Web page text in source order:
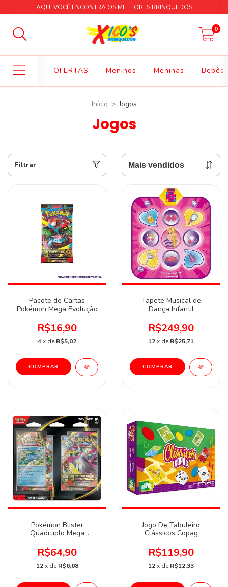
AQUI VOCÊ ENCONTRA OS MELHORES BRINQUEDOS
0
OFERTAS Meninos Meninas Bebês
Início > Jogos
Jogos
Filtrar
Pacote de Cartas
Pokémon Mega Evolução
R$16,90
4x de R$5,02
Tapete Musical de
Dança Infantil
R$249,90
12x de R$25,71
Pokémon Blister
Quadruplo Mega
R$64,90
12 x de R$6,68
Jogo De Tabuleiro
Clássicos Copag
R$119,90
12x de R$12,33